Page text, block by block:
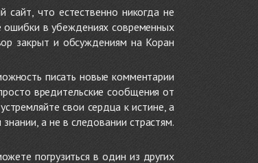
что естественно никогда не
ошибки в убеждениях современных
закрыт и обсуждениям на Коран
писать новые комментарии
вредительские сообщения от
свои сердца к истине, а
а не в следовании страстям.
погрузиться в один из других